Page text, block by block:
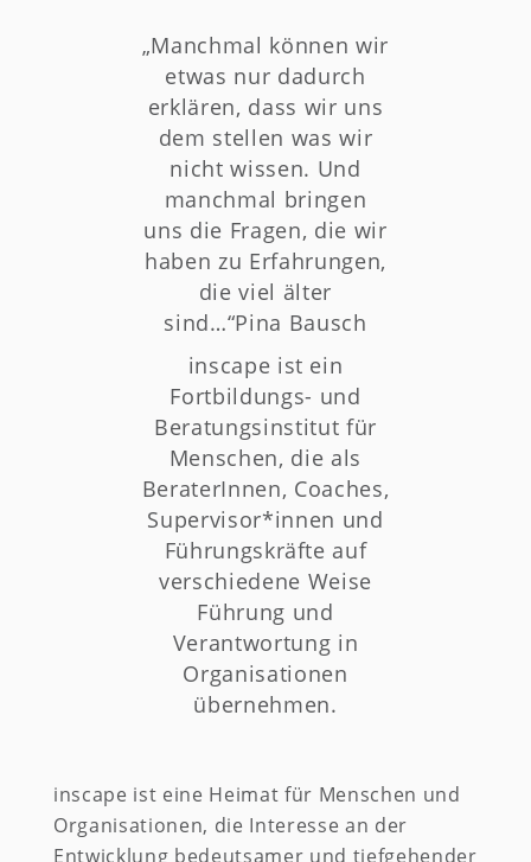
„Manchmal können wir
etwas nur dadurch
erklären, dass wir uns
dem stellen was wir
nicht wissen. Und
manchmal bringen
uns die Fragen, die wir
haben zu Erfahrungen,
die viel älter
sind…“Pina Bausch
inscape ist ein
Fortbildungs- und
Beratungsinstitut für
Menschen, die als
BeraterInnen, Coaches,
Supervisor*innen und
Führungskräfte auf
verschiedene Weise
Führung und
Verantwortung in
Organisationen
übernehmen.
inscape ist eine Heimat für Menschen und
Organisationen, die Interesse an der
Entwicklung bedeutsamer und tiefgehender